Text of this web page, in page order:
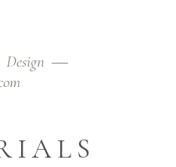
Design